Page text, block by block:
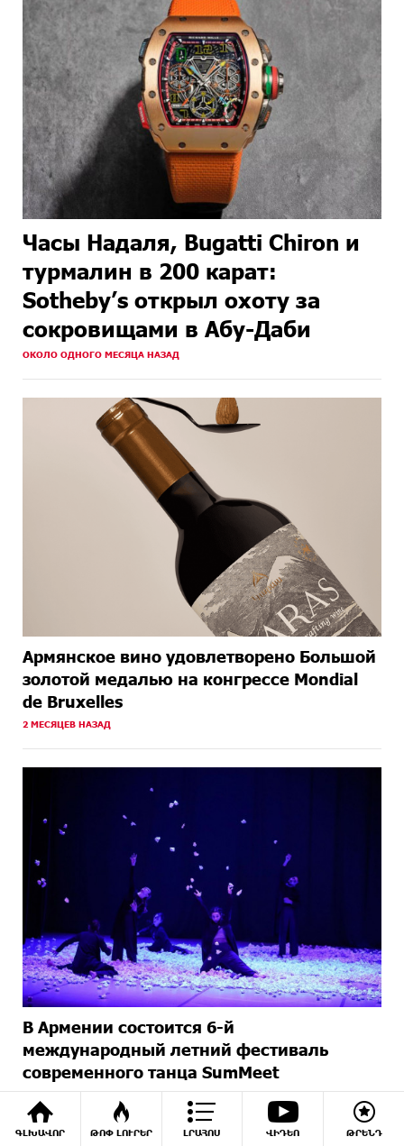
ԳԼԽԱՎՈՐ ԹՈՓ ԼՈՒՐԵՐ ԼՐԱՀՈՍ ՎԻԴԵՈ ԹՐԵՆԴ
Часы Надаля, Bugatti Chiron и
турмалин в 200 карат:
Sotheby’s открыл охоту за
сокровищами в Абу-Даби
ОКОЛО ОДНОГО МЕСЯЦА НАЗАД
Армянское вино удовлетворено Большой
золотой медалью на конгрессе Mondial
de Bruxelles
2 МЕСЯЦЕВ НАЗАД
В Армении состоится 6-й
международный летний фестиваль
современного танца SumMeet
2 МЕСЯЦЕВ НАЗАД